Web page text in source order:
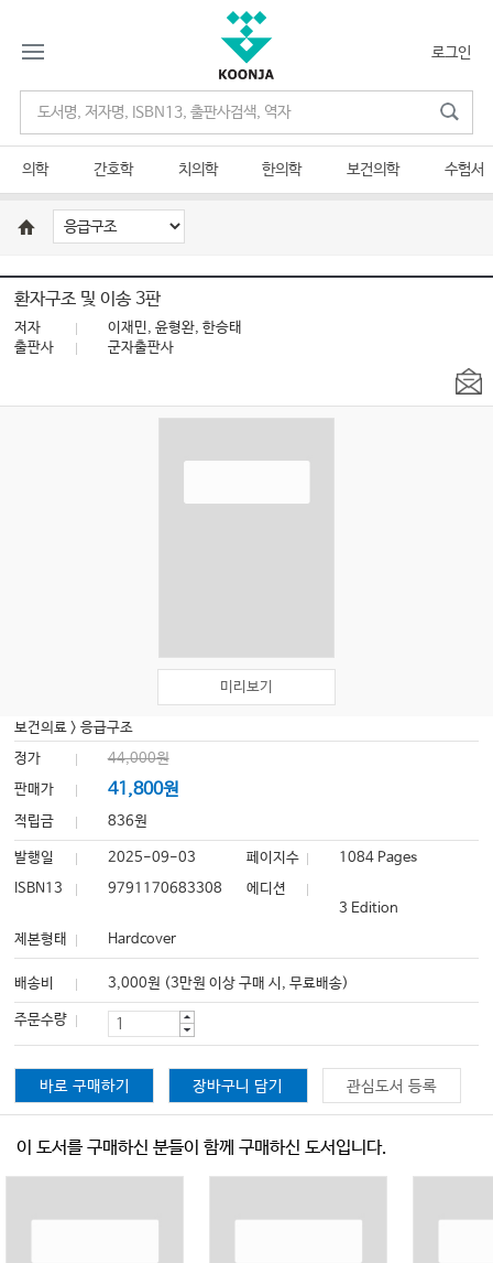
로그인
의학 간호학 치의학 한의학 보건의학 수험서
환자구조 및 이송 3판
저자
이재민, 윤형완, 한승태
출판사
군자출판사
미리보기
보건의료 >응급구조
정가
44,000원
판매가
41,800원
적립금 836원
발행일 2025-09-03 페이지수
1084 Pages
ISBN13
9791170683308
에디션
3 Edition
제본형태
Hardcover
배송비 3,000원 (3만원 이상 구매 시, 무료배송)
주문수량
바로 구매하기 장바구니 담기 관심도서 등록
이 도서를 구매하신 분들이 함께 구매하신 도서입니다.